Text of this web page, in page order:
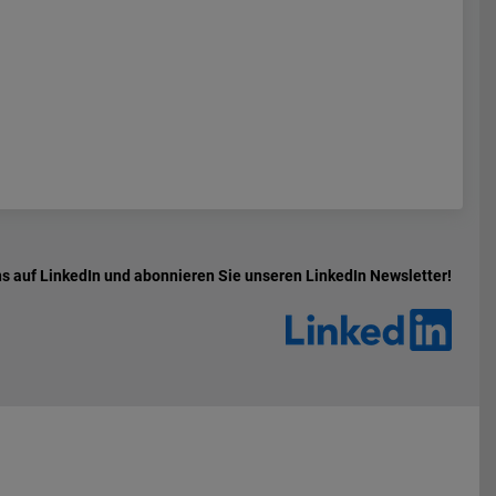
auf LinkedIn und abonnieren Sie unseren LinkedIn Newsletter!